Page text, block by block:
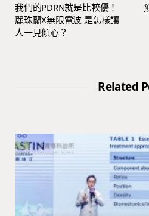
我們的PDRN就是比較優！
麗珠蘭X無限電波 是怎樣讓
人一見傾心？
Related